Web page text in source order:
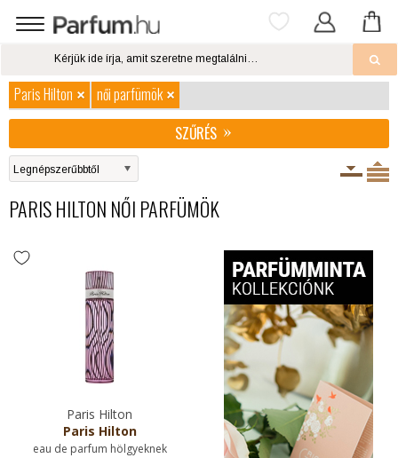
Paris Hilton
női parfümök
SZŰRÉS
PARIS HILTON NŐI PARFÜMÖK
Paris Hilton
Paris Hilton
eau de parfum hölgyeknek